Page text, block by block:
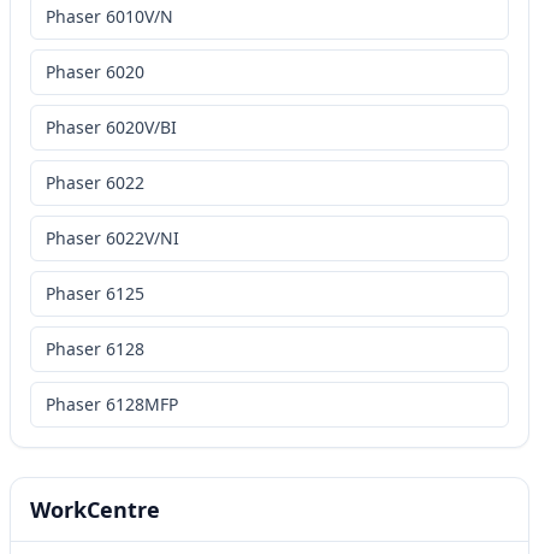
Phaser 6010V/N
Phaser 6020
Phaser 6020V/BI
Phaser 6022
Phaser 6022V/NI
Phaser 6125
Phaser 6128
Phaser 6128MFP
WorkCentre